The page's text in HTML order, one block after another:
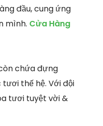
đầu, cung ứng
mình. Cửa Hàng
chứa đựng
thế hệ. Với đội
tươi tuyệt vời &